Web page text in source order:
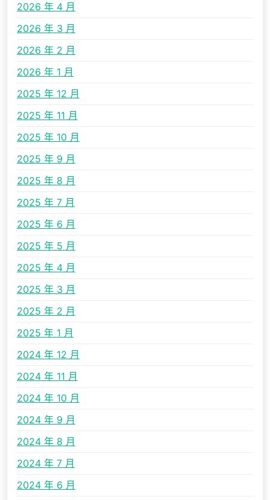
2026 年 4 月
2026 年 3 月
2026 年 2 月
2026 年 1 月
2025 年 12 月
2025 年 11 月
2025 年 10 月
2025 年 9 月
2025 年 8 月
2025 年 7 月
2025 年 6 月
2025 年 5 月
2025 年 4 月
2025 年 3 月
2025 年 2 月
2025 年 1 月
2024 年 12 月
2024 年 11 月
2024 年 10 月
2024 年 9 月
2024 年 8 月
2024 年 7 月
2024 年 6 月